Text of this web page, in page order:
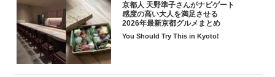
京都人 天野準子さんがナビゲート
感度の高い大人を満足させる
2026年最新京都グルメまとめ
You Should Try This in Kyoto!